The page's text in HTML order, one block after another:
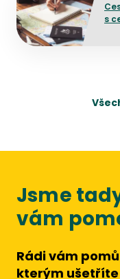
s
Jsme
vám
Rádi vám
kterým